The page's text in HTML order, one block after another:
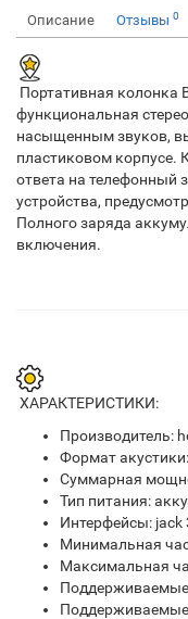
Описание Отзывы 0
Портативная колонка
функциональная
насыщенным звуков,
пластиковом корпусе.
ответа на телефонный
устройства,
Полного заряда
включения.
ХАРАКТЕРИСТИКИ:
Производитель:
Формат
Суммарная
Тип питания:
Интерфейсы: jack
Минимальная
Максимальная